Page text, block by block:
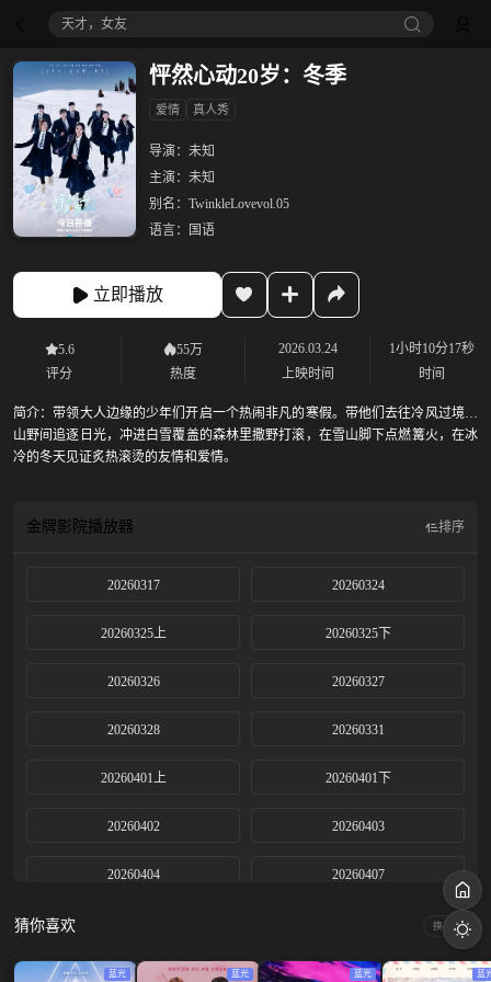
天才，女友
怦然心动20岁：冬季
爱情 真人秀
导演： 未知
主演： 未知
别名： TwinkleLovevol.05
语言：
国语
立即播放
5.6
评分
55万
热度
2026.03.24
上映时间
1小时10分17秒
时间
简介： 带领大人边缘的少年们开启一个热闹非凡的寒假。带他们去往冷风过境的
山野间追逐日光，冲进白雪覆盖的森林里撒野打滚，在雪山脚下点燃篝火，在冰
冷的冬天见证炙热滚烫的友情和爱情。
金牌影院播放器 排序
20260317 20260324
20260325上 20260325下
20260326 20260327
20260328 20260331
20260401上 20260401下
20260402 20260403
20260404 20260407
20260409 20260410
猜你喜欢 换一换
蓝光 蓝光 蓝光 蓝